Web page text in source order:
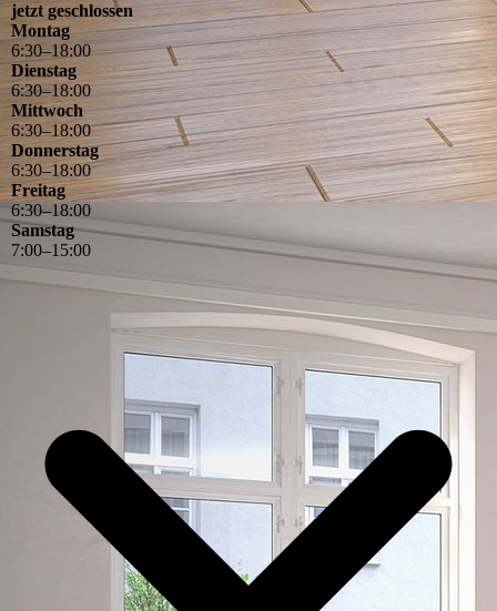
jetzt geschlossen
Montag
6:30–18:00
Dienstag
6:30–18:00
Mittwoch
6:30–18:00
Donnerstag
6:30–18:00
Freitag
6:30–18:00
Samstag
7:00–15:00